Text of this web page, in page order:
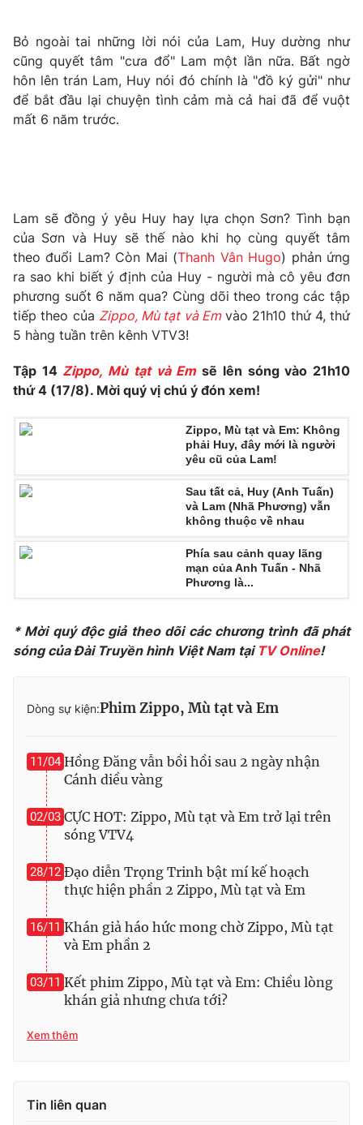
Photo Infographic
Video Shorts video
Thị trường 24h Tấm lòng Việt
VTV4 Vươn mình bằng AI
VTV9 VTV8
Liên hệ tòa soạn English
THỜI BÁO VTV
Theo dõi báo trên
Cơ quan chủ quản:Đài Truyền hình Việt Nam
Cơ quan báo chí:
Thời báo VTV
Giấy phép hoạt động báo in và báo điện tử số 483/GP-BTTTT
cấp ngày 29/12/2023
Phó Tổng Biên tập:Nguyễn Thị Mỹ Hạnh, Phạm Quốc Thắng,
Ðiện thoại Thời báo VTV: 024.66 897 897
Email:
Liên hệ quảng cáo:024-7300.7108
® Cấm sao chép dưới mọi hình thức nếu không có sự chấp
Bỏ ngoài tai những lời nói của Lam, Huy dường như
cũng quyết tâm "cưa đổ" Lam một lần nữa. Bất ngờ
hôn lên trán Lam, Huy nói đó chính là "đồ ký gửi" như
để bắt đầu lại chuyện tình cảm mà cả hai đã để vuột
mất 6 năm trước.
Lam sẽ đồng ý yêu Huy hay lựa chọn Sơn? Tình bạn
của Sơn và Huy sẽ thế nào khi họ cùng quyết tâm
theo đuổi Lam? Còn Mai (Thanh Vân Hugo) phản ứng
ra sao khi biết ý định của Huy - người mà cô yêu đơn
phương suốt 6 năm qua? Cùng dõi theo trong các tập
tiếp theo của Zippo, Mù tạt và Emvào 21h10 thứ 4, thứ
5 hàng tuần trên kênh VTV3!
Tập 14 Zippo, Mù tạt và Emsẽ lên sóng vào 21h10
thứ 4 (17/8). Mời quý vị chú ý đón xem!
Zippo, Mù tạt và Em: Không
phải Huy, đây mới là người
yêu cũ của Lam!
Sau tất cả, Huy (Anh Tuấn)
và Lam (Nhã Phương) vẫn
không thuộc về nhau
Phía sau cảnh quay lãng
mạn của Anh Tuấn - Nhã
Phương là...
* Mời quý độc giả theo dõi các chương trình đã phát
sóng của Đài Truyền hình Việt Nam tại TV Online!
Dòng sự kiện:Phim Zippo, Mù tạt và Em
11/04 Hồng Đăng vẫn bồi hồi sau 2 ngày nhận
Cánh diều vàng
02/03 CỰC HOT: Zippo, Mù tạt và Em trở lại trên
sóng VTV4
28/12 Đạo diễn Trọng Trinh bật mí kế hoạch
thực hiện phần 2 Zippo, Mù tạt và Em
16/11 Khán giả háo hức mong chờ Zippo, Mù tạt
và Em phần 2
03/11 Kết phim Zippo, Mù tạt và Em: Chiều lòng
khán giả nhưng chưa tới?
Xem thêm
Tin liên quan